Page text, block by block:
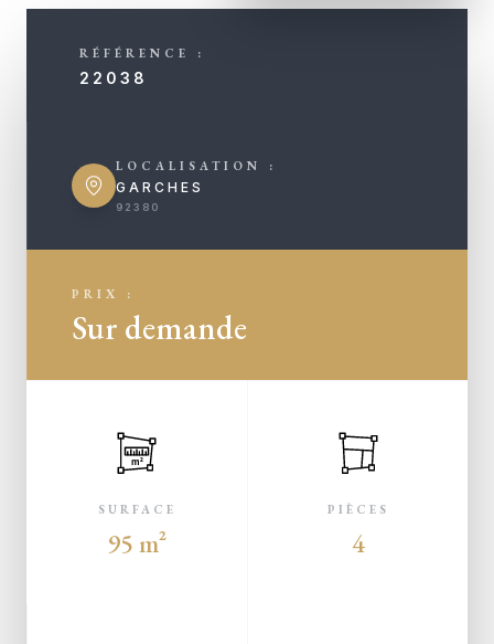
RÉFÉRENCE :
22038
LOCALISATION :
GARCHES
92380
PRIX :
Sur demande
m²
SURFACE
95 m²
PIÈCES
4